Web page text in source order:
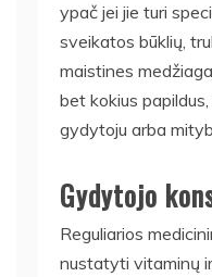
ypač jei jie turi
sveikatos būklių,
maistines
bet kokius
gydytoju arba
Gydytojo
Reguliarios
nustatyti vitaminų